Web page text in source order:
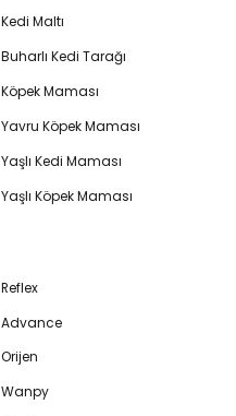
Kedi Maltı
Buharlı Kedi Tarağı
Köpek Maması
Yavru Köpek Maması
Yaşlı Kedi Maması
Yaşlı Köpek Maması
Reflex
Advance
Orijen
Wanpy